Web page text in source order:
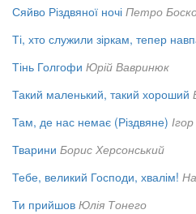
Сяйво Різдвяної ночі Петро
Ті, хто служили зіркам, тепер
Тінь Голгофи Юрій Вавринюк
Такий маленький, такий хороший
Там, де нас немає (Різдвяне)
Тварини Борис Херсонський
Тебе, великий Господи, хвалім!
Ти прийшов Юлія Тонего